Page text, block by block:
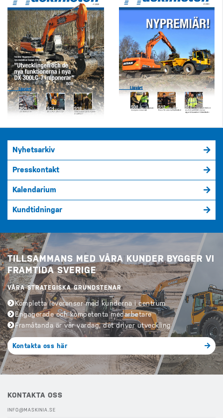
Nyhetsarkiv
Presskontakt
Kalendarium
Kundtidningar
TILLSAMMANS MED VÅRA KUNDER BYGGER VI
FRAMTIDA SVERIGE
VÅRA STRATEGISKA GRUNDSTENAR
Kompletta leveranser med kunderna i centrum
Engagerade och kompetenta medarbetare
Framåtanda är vår vardag, det driver utveckling
Kontakta oss här
KONTAKTA OSS
INFO@MASKINIA.SE